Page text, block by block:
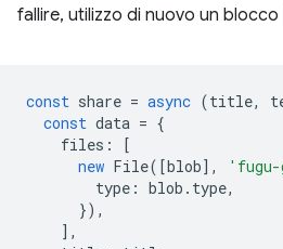
fallire, utilizzo di nuovo un blocco
const share = async (title,
const data = {
files :
[
new File([blob],
type : blob . type,
}),
],